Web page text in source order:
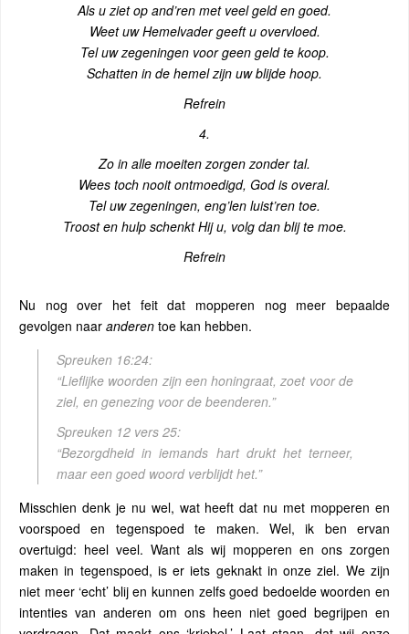
Als u ziet op and’ren met veel geld en goed.
Weet uw Hemelvader geeft u overvloed.
Tel uw zegeningen voor geen geld te koop.
Schatten in de hemel zijn uw blijde hoop.
Refrein
4.
Zo in alle moeiten zorgen zonder tal.
Wees toch nooit ontmoedigd, God is overal.
Tel uw zegeningen, eng’len luist’ren toe.
Troost en hulp schenkt Hij u, volg dan blij te moe.
Refrein
Nu nog over het feit dat mopperen nog meer bepaalde
gevolgen naar anderen toe kan hebben.
Spreuken 16:24:
“Lieflijke woorden zijn een honingraat, zoet voor de
ziel, en genezing voor de beenderen.”
Spreuken 12 vers 25:
“Bezorgdheid in iemands hart drukt het terneer,
maar een goed woord verblijdt het.”
Misschien denk je nu wel, wat heeft dat nu met mopperen en
voorspoed en tegenspoed te maken. Wel, ik ben ervan
overtuigd: heel veel. Want als wij mopperen en ons zorgen
maken in tegenspoed, is er iets geknakt in onze ziel. We zijn
niet meer ‘echt’ blij en kunnen zelfs goed bedoelde woorden en
intenties van anderen om ons heen niet goed begrijpen en